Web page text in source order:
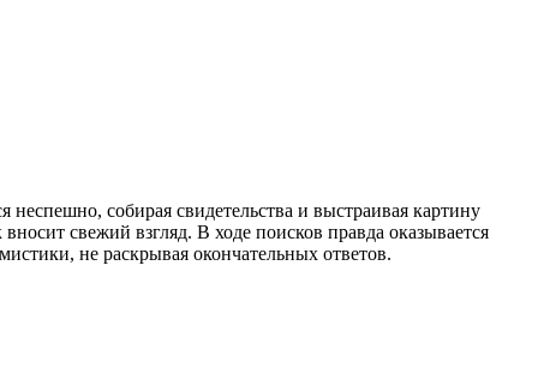
собирая свидетельства и выстраивая картину
свежий взгляд. В ходе поисков правда оказывается
не раскрывая окончательных ответов.